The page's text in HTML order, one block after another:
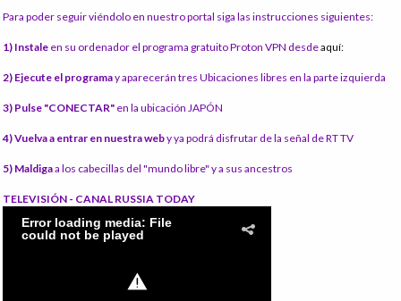
Para poder seguir viéndolo en nuestro portal siga las instrucciones siguientes:
1) Instale en su ordenador el programa gratuito Proton VPN desdeaquí:
2) Ejecute el programay aparecerán tres Ubicaciones libres en la parte izquierda
3) Pulse "CONECTAR" en la ubicación JAPÓN
4) Vuelva a entrar en nuestra weby ya podrá disfrutar de la señal de RT TV
5) Maldigaa los cabecillas del "mundo libre" y a sus ancestros
TELEVISIÓN - CANAL RUSSIA TODAY